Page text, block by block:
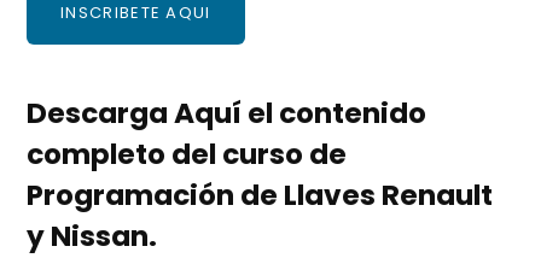
INSCRIBETE AQUI
Descarga Aquí el contenido
completo del curso de
Programación de Llaves Renault
y Nissan.